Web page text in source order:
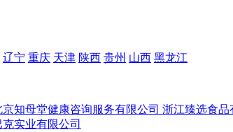
辽宁 重庆 天津 陕西 贵州 山西 黑龙江
京知母堂健康咨询服务有限公司 浙江臻选食品
实业有限公司